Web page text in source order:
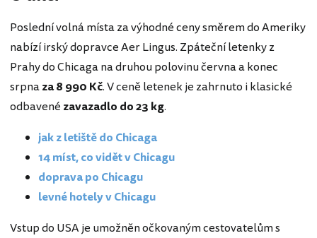
Poslední volná místa za výhodné ceny směrem do Ameriky
nabízí irský dopravce Aer Lingus. Zpáteční letenky z
Prahy do Chicaga na druhou polovinu června a konec
srpnaza 8 990 Kč. V ceně letenek je zahrnuto i klasické
odbavené zavazadlo do 23 kg.
jak z letiště do Chicaga
14 míst, co vidět v Chicagu
doprava po Chicagu
levné hotely v Chicagu
Vstup do USA je umožněn očkovaným cestovatelům s